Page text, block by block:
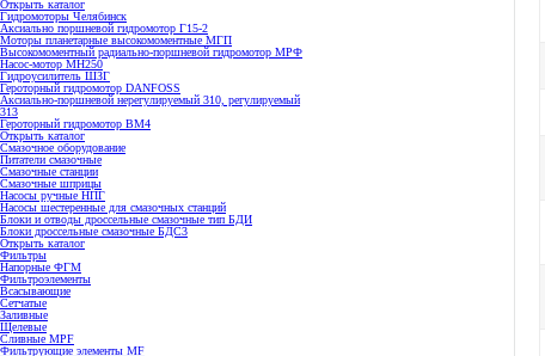
Открыть каталог
Гидромоторы Челябинск
Аксиально поршневой гидромотор Г15-2
Моторы планетарные высокомоментные МГП
Высокомоментный радиально-поршневой гидромотор МРФ
Насос-мотор МН250
Гидроусилитель ШЗГ
Героторный гидромотор DANFOSS
Аксиально-поршневой нерегулируемый 310, регулируемый
313
Героторный гидромотор ВМ4
Открыть каталог
Смазочное оборудование
Питатели смазочные
Смазочные станции
Смазочные шприцы
Насосы ручные НПГ
Насосы шестеренные для смазочных станций
Блоки и отводы дроссельные смазочные тип БДИ
Блоки дроссельные смазочные БДС3
Открыть каталог
Фильтры
Напорные ФГМ
Фильтроэлементы
Всасывающие
Сетчатые
Заливные
Щелевые
Сливные MPF
Фильтрующие элементы MF